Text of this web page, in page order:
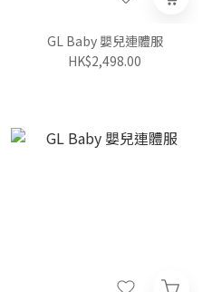
GL Baby 嬰兒連體服
HK$2,498.00